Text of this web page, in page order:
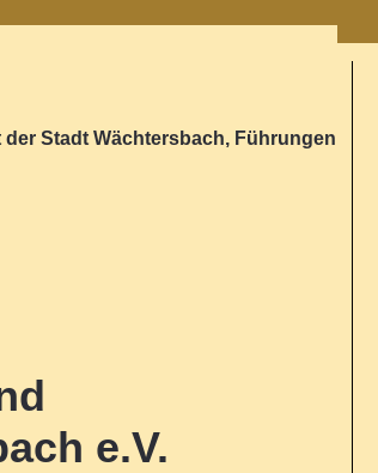
Stadt Wächtersbach, Führungen
e.V.